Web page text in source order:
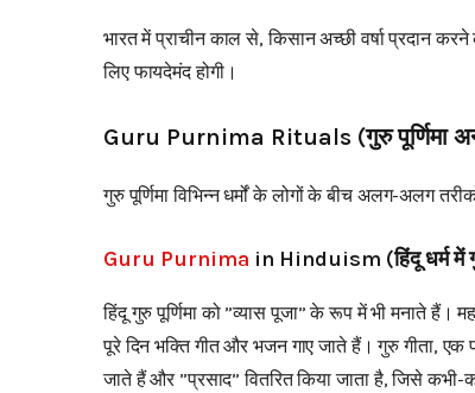
भारत में प्राचीन काल से, किसान अच्छी वर्षा प्रदान
लिए फायदेमंद होगी।
Guru Purnima Rituals (गुरु पूर्णिमा
गुरु पूर्णिमा विभिन्न धर्मों के लोगों के बीच अलग-अलग
Guru Purnima in Hinduism (हिंदू धर्म में
हिंदू गुरु पूर्णिमा को ”व्यास पूजा” के रूप में भी मनाते हैं।
पूरे दिन भक्ति गीत और भजन गाए जाते हैं। गुरु गीता, एक
जाते हैं और ”प्रसाद” वितरित किया जाता है, जिसे कभी-